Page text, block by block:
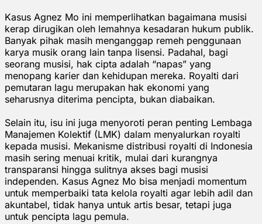
Kasus Agnez Mo ini memperlihatkan bagaimana musisi
kerap dirugikan oleh lemahnya kesadaran hukum publik.
Banyak pihak masih menganggap remeh penggunaan
karya musik orang lain tanpa lisensi. Padahal, bagi
seorang musisi, hak cipta adalah “napas” yang
menopang karier dan kehidupan mereka. Royalti dari
pemutaran lagu merupakan hak ekonomi yang
seharusnya diterima pencipta, bukan diabaikan.
Selain itu, isu ini juga menyoroti peran penting Lembaga
Manajemen Kolektif (LMK) dalam menyalurkan royalti
kepada musisi. Mekanisme distribusi royalti di Indonesia
masih sering menuai kritik, mulai dari kurangnya
transparansi hingga sulitnya akses bagi musisi
independen. Kasus Agnez Mo bisa menjadi momentum
untuk memperbaiki tata kelola royalti agar lebih adil dan
akuntabel, tidak hanya untuk artis besar, tetapi juga
untuk pencipta lagu pemula.